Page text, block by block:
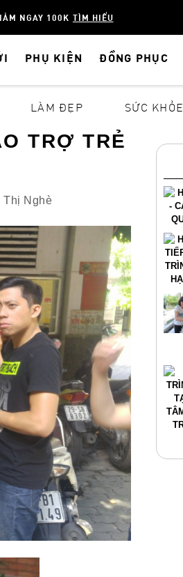
NGAY 100K TÌM HIỂU
PHỤ KIỆN ĐỒNG PHỤC
LÀM ĐẸP SỨC KHỎE
TRỢ TRẺ
Thị Nghè